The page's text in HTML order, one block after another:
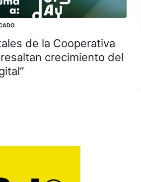
de la Cooperativa
crecimiento del